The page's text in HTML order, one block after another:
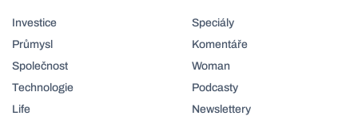
Investice
Průmysl
Společnost
Technologie
Life
Speciály
Komentáře
Woman
Podcasty
Newslettery